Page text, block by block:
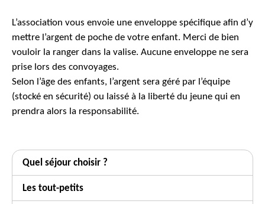
Quel séjour choisir ?
Les tout-petits
L’association vous envoie une enveloppe spécifique afin d’y
mettre l’argent de poche de votre enfant. Merci de bien
vouloir la ranger dans la valise. Aucune enveloppe ne sera
prise lors des convoyages.
Selon l’âge des enfants, l’argent sera géré par l’équipe
(stocké en sécurité) ou laissé à la liberté du jeune qui en
prendra alors la responsabilité.